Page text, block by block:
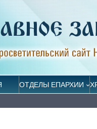
ОТДЕЛЫ ЕПАРХИИ